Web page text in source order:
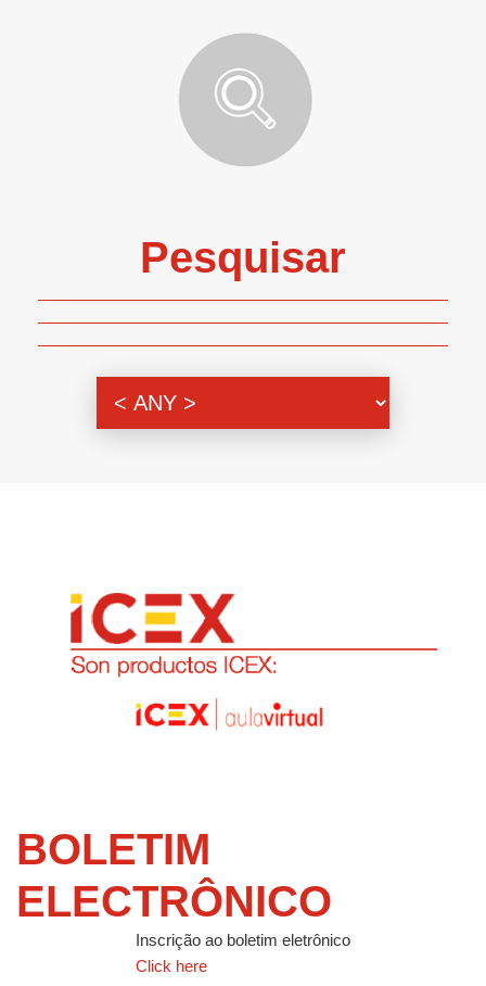
Pesquisar
BOLETIM
ELECTRÔNICO
Inscrição ao boletim eletrônico
Click here